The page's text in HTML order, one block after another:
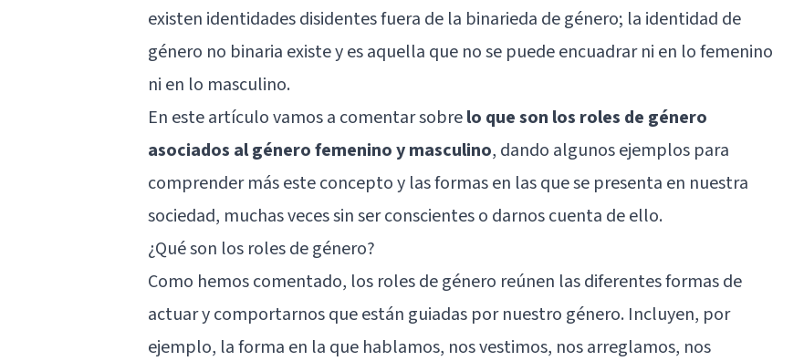
existen identidades disidentes fuera de la binarieda de género; la identidad de
género no binaria existe y es aquella que no se puede encuadrar ni en lo femenino
ni en lo masculino.
En este artículo vamos a comentar sobrelo que son los roles de género
asociados al género femenino y masculino, dando algunos ejemplos para
comprender más este concepto y las formas en las que se presenta en nuestra
sociedad, muchas veces sin ser conscientes o darnos cuenta de ello.
¿Qué son los roles de género?
Como hemos comentado, los roles de género reúnen las diferentes formas de
actuar y comportarnos que están guiadas por nuestro género. Incluyen, por
ejemplo, la forma en la que hablamos, nos vestimos, nos arreglamos, nos